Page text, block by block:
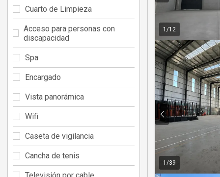
1 /12
1 /39
Cuarto de Limpieza
Acceso para personas con
discapacidad
Spa
Encargado
Vista panorámica
Wifi
Caseta de vigilancia
Cancha de tenis
Televisión por cable